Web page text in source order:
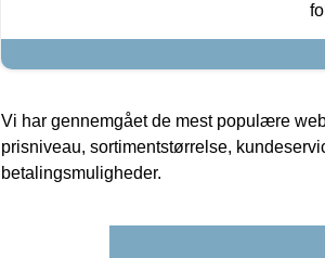
Vi har gennemgået de mest populære
prisniveau, sortimentstørrelse,
betalingsmuligheder.